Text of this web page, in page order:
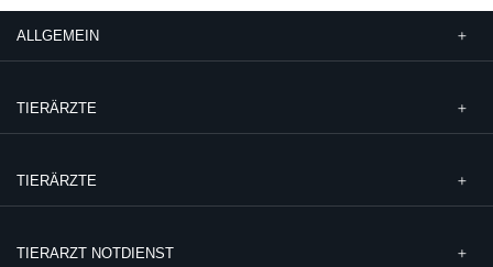
ALLGEMEIN
TIERÄRZTE
TIERÄRZTE
TIERARZT NOTDIENST